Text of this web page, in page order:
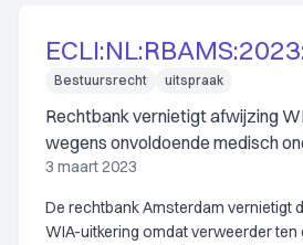
Bestuursrecht uitspraak
Rechtbank vernietigt afwijzing
wegens onvoldoende medisch
3 maart 2023
De rechtbank Amsterdam vernietigt
WIA-uitkering omdat verweerder ten